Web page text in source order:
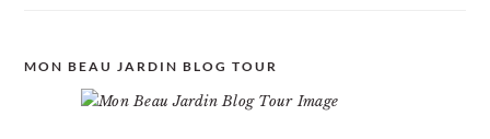
MON BEAU JARDIN BLOG TOUR